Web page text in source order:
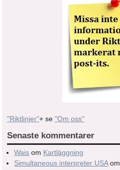
"Riktlinjer"+ se "Om oss"
Senaste kommentarer
Wais om Kartläggning
Simultaneous interpreter USAom